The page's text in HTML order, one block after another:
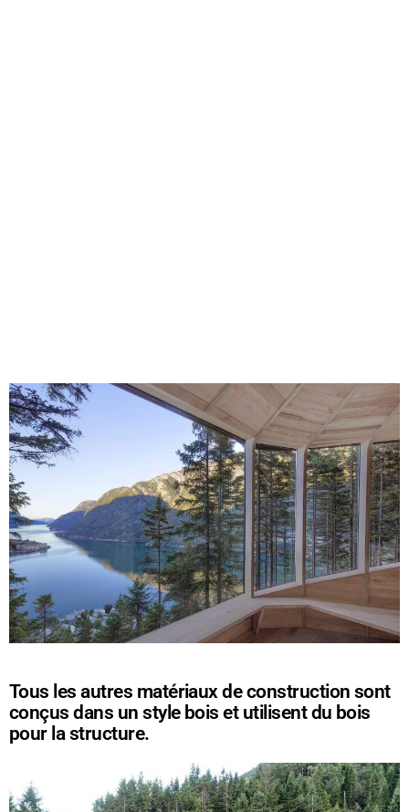
Tous les autres matériaux de construction sont
conçus dans un style bois et utilisent du bois
pour la structure.